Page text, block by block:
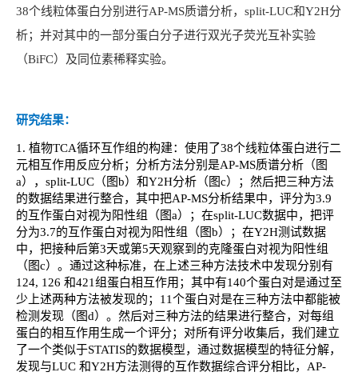
38个线粒体蛋白分别进行AP-MS质谱分析，split-LUC和Y2H分
析；并对其中的一部分蛋白分子进行双光子荧光互补实验
（BiFC）及同位素稀释实验。
研究结果：
1. 植物TCA循环互作组的构建：使用了38个线粒体蛋白进行二
元相互作用反应分析；分析方法分别是AP-MS质谱分析（图
a），split-LUC（图b）和Y2H分析（图c）；然后把三种方法
的数据结果进行整合，其中把AP-MS分析结果中，评分为3.9
的互作蛋白对视为阳性组（图a）；在split-LUC数据中，把评
分为3.7的互作蛋白对视为阳性组（图b）；在Y2H测试数据
中，把接种后第3天或第5天观察到的克隆蛋白对视为阳性组
（图c）。通过这种标准，在上述三种方法技术中发现分别有
124, 126 和421组蛋白相互作用；其中有140个蛋白对是通过至
少上述两种方法被发现的；11个蛋白对是在三种方法中都能被
检测发现（图d）。然后对三种方法的结果进行整合，对每组
蛋白的相互作用生成一个评分；对所有评分收集后，我们建立
了一个类似于STATIS的数据模型，通过数据模型的特征分解，
发现与LUC 和Y2H方法测得的互作数据综合评分相比，AP-